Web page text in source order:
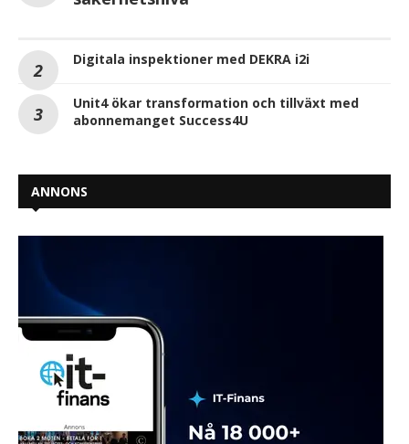
Digitala inspektioner med DEKRA i2i
Unit4 ökar transformation och tillväxt med
abonnemanget Success4U
ANNONS